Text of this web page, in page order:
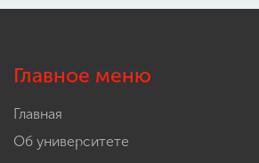
Главное меню
Главная
Об университете